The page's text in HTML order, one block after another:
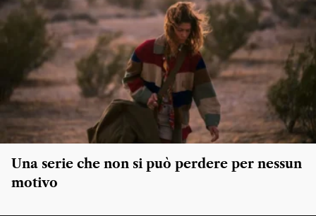
Una serie che non si può perdere per nessun
motivo